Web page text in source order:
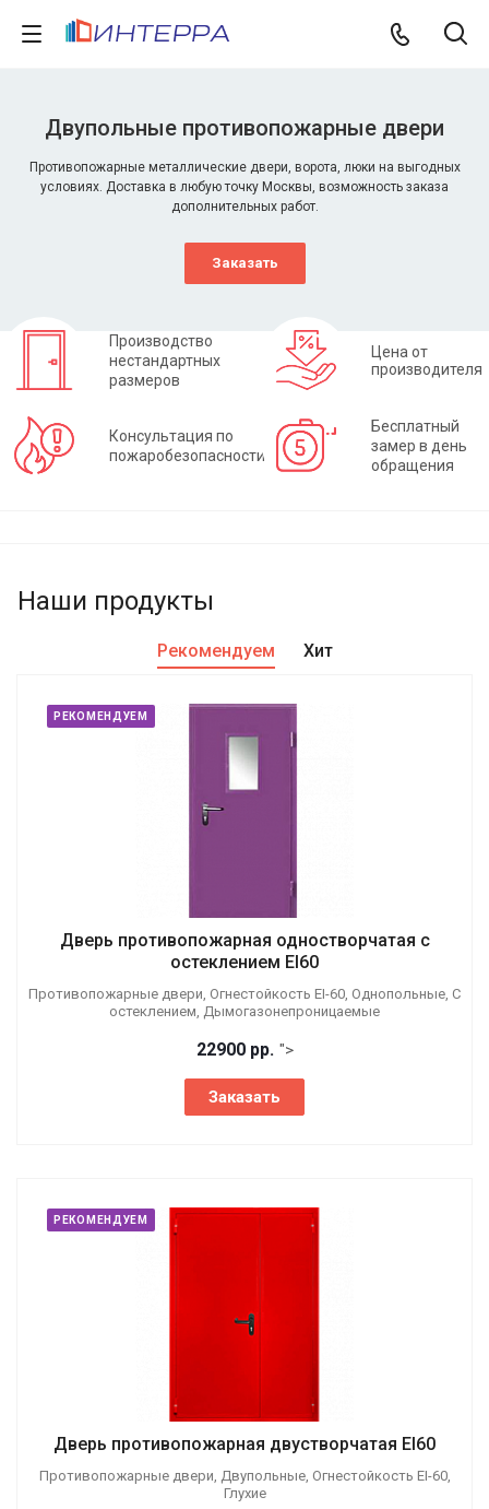
двери
люки на выгодных
возможность заказа
Производство
нестандартных
размеров
Цена от
производителя
Консультация по
пожаробезопасности
Бесплатный
замер в день
обращения
Наши продукты
Рекомендуем Хит
РЕКОМЕНДУЕМ
Дверь противопожарная одностворчатая с
остеклением EI60
Противопожарные двери, Огнестойкость EI-60, Однопольные, С
остеклением, Дымогазонепроницаемые
22900 рр. ">
Заказать
РЕКОМЕНДУЕМ
Дверь противопожарная двустворчатая EI60
Противопожарные двери, Двупольные, Огнестойкость EI-60,
Глухие